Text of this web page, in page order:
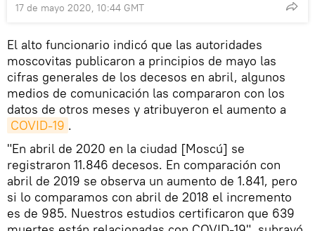
17 de mayo 2020, 10:44 GMT
El alto funcionario indicó que las autoridades
moscovitas publicaron a principios de mayo las
cifras generales de los decesos en abril, algunos
medios de comunicación las compararon con los
datos de otros meses y atribuyeron el aumento a
COVID-19 .
"En abril de 2020 en la ciudad [Moscú] se
registraron 11.846 decesos. En comparación con
abril de 2019 se observa un aumento de 1.841, pero
si lo comparamos con abril de 2018 el incremento
es de 985. Nuestros estudios certificaron que 639